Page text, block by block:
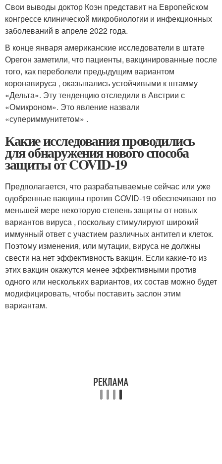
Свои выводы доктор Коэн представит на Европейском
конгрессе клинической микробиологии и инфекционных
заболеваний в апреле 2022 года.
В конце января американские исследователи в штате
Орегон заметили, что пациенты, вакцинированные после
того, как переболели предыдущим вариантом
коронавируса , оказывались устойчивыми к штамму
«Дельта». Эту тенденцию отследили в Австрии с
«Омикроном». Это явление назвали
«супериммунитетом» .
Какие исследования проводились
для обнаружения нового способа
защиты от COVID-19
Предполагается, что разрабатываемые сейчас или уже
одобренные вакцины против COVID-19 обеспечивают по
меньшей мере некоторую степень защиты от новых
вариантов вируса , поскольку стимулируют широкий
иммунный ответ с участием различных антител и клеток.
Поэтому изменения, или мутации, вируса не должны
свести на нет эффективность вакцин. Если какие-то из
этих вакцин окажутся менее эффективными против
одного или нескольких вариантов, их состав можно будет
модифицировать, чтобы поставить заслон этим
вариантам.